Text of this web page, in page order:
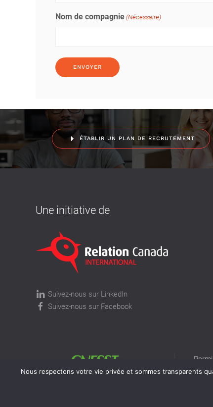
Nom de compagnie (Nécessaire)
ÉTABLIR UN PLAN DE RECRUTEMENT
Une initiative de
Suivez-nous sur LinkedIn
Suivez-nous sur Facebook
Nous respectons votre vie privée et sommes transparents